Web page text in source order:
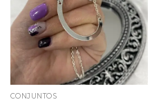
CONJUNTOS